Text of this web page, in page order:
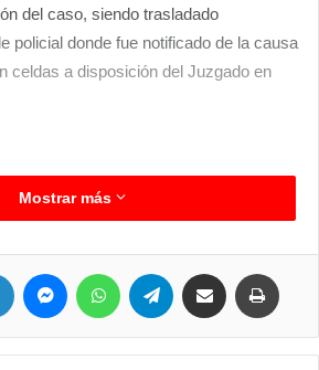
del caso, siendo trasladado
policial donde fue notificado de la causa
celdas a disposición del Juzgado en
Mostrar más
LinkedIn MessengerWhatsApp Telegram Compartir por correo electrónico